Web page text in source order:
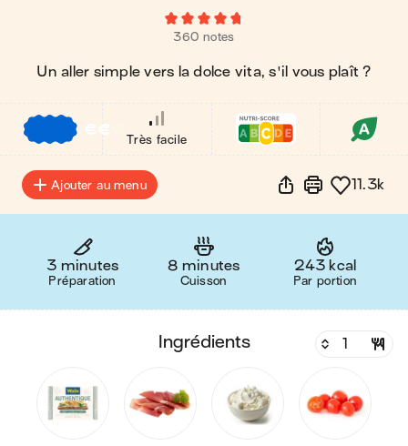
360 notes
Un aller simple vers la dolce vita, s'il vous plaît ?
€€
Très facile
Ajouter au menu 11.3k
3 minutes
Préparation
8 minutes
Cuisson
243 kcal
Par portion
ingrédients